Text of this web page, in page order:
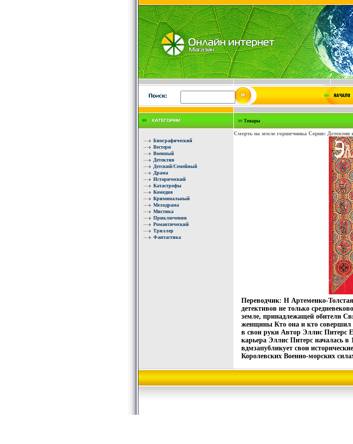
Биографический
Вестерн
Военный
Детектив
Детский/Семейный
Драма
Исторический
Катастрофы
Комедия
Криминальный
Мелодрама
Мистика
Приключения
Романтический
Триллер
Фантастика
Товары
Смерть на земле горшечника Серия: Детектив
Переводчик: Н Артеменко-
детективов не только
земле, принадлежащей обители
женщины Кто она и кто совершил
в свои руки Автор Эллис Питерс
карьера Эллис Питерс началась в
вдмзапубликует свои
Королевских Военно-морских